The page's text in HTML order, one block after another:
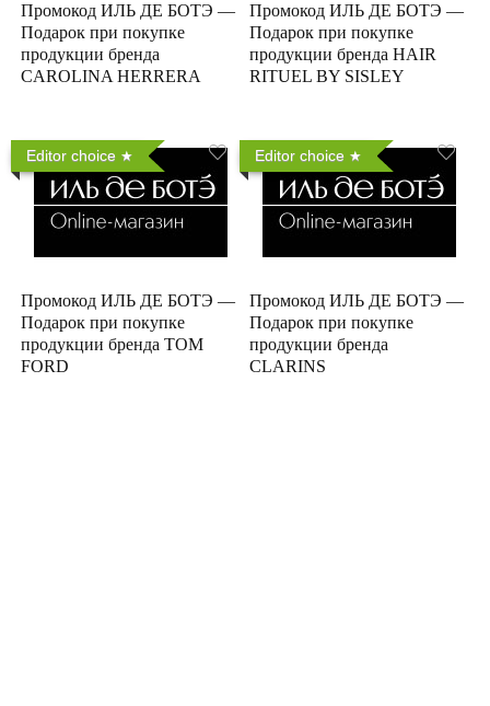
Промокод ИЛЬ ДЕ БОТЭ —
Подарок при покупке
продукции бренда
CAROLINA HERRERA
Промокод ИЛЬ ДЕ БОТЭ —
Подарок при покупке
продукции бренда HAIR
RITUEL BY SISLEY
Editor choice
Промокод ИЛЬ ДЕ БОТЭ —
Подарок при покупке
продукции бренда TOM
FORD
Editor choice
Промокод ИЛЬ ДЕ БОТЭ —
Подарок при покупке
продукции бренда
CLARINS